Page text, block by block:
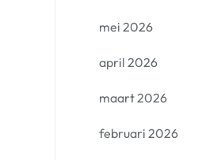
mei 2026
april 2026
maart 2026
februari 2026